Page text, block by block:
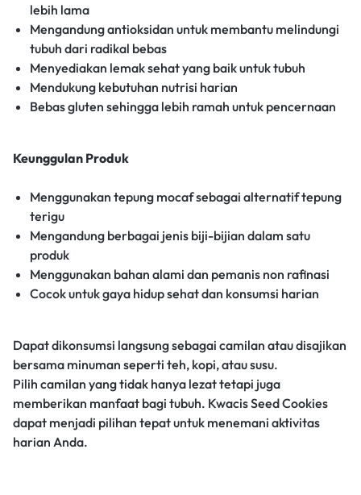
lebih lama
Mengandung antioksidan untuk membantu melindungi
tubuh dari radikal bebas
Menyediakan lemak sehat yang baik untuk tubuh
Mendukung kebutuhan nutrisi harian
Bebas gluten sehingga lebih ramah untuk pencernaan
Keunggulan Produk
Menggunakan tepung mocaf sebagai alternatif tepung
terigu
Mengandung berbagai jenis biji-bijian dalam satu
produk
Menggunakan bahan alami dan pemanis non rafinasi
Cocok untuk gaya hidup sehat dan konsumsi harian
Dapat dikonsumsi langsung sebagai camilan atau disajikan
bersama minuman seperti teh, kopi, atau susu.
Pilih camilan yang tidak hanya lezat tetapi juga
memberikan manfaat bagi tubuh. Kwacis Seed Cookies
dapat menjadi pilihan tepat untuk menemani aktivitas
harian Anda.